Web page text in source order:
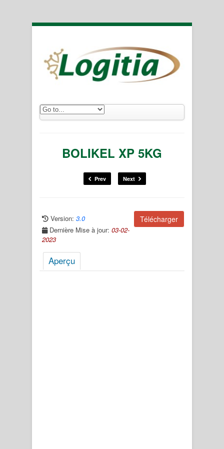
BOLIKEL XP 5KG
Prev Next
Télécharger
Version: 3.0
Dernière Mise à jour: 03-02-
2023
Aperçu